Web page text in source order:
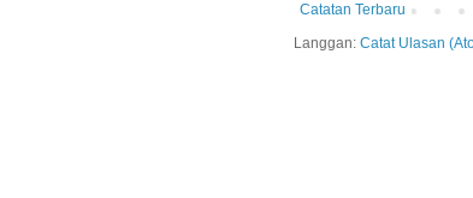
Catatan Terbaru
Langgan: Catat Ulasan